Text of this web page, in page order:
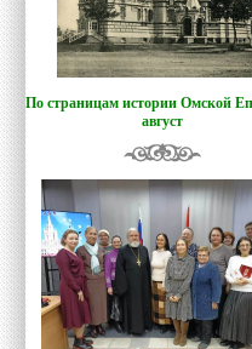
По страницам истории Омской
август